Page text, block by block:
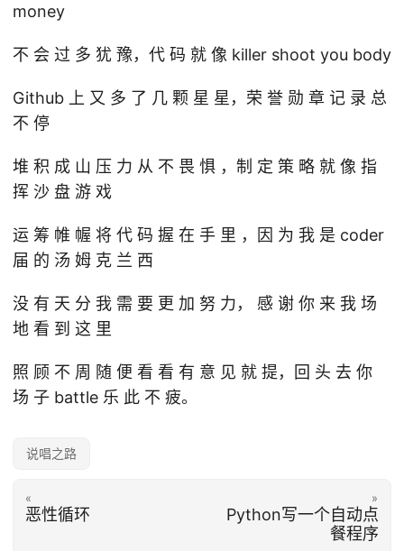
money
不 会 过 多 犹 豫，代 码 就 像 killer shoot you body
Github 上 又 多 了 几 颗 星 星，荣 誉 勋 章 记 录 总
不 停
堆 积 成 山 压 力 从 不 畏 惧 ，制 定 策 略 就 像 指
挥 沙 盘 游 戏
运 筹 帷 幄 将 代 码 握 在 手 里 ，因 为 我 是 coder
届 的 汤 姆 克 兰 西
没 有 天 分 我 需 要 更 加 努 力， 感 谢 你 来 我 场
地 看 到 这 里
照 顾 不 周 随 便 看 看 有 意 见 就 提，回 头 去 你
场 子 battle 乐 此 不 疲。
说唱之路
«
恶性循环
»
Python写一个自动点
餐程序